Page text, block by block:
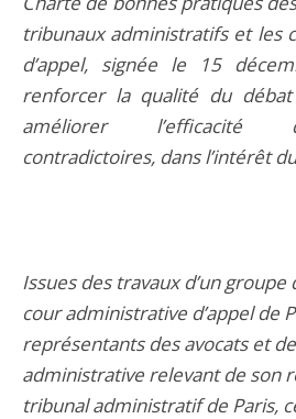
tribunaux administratifs et les
d’appel, signée le 15
renforcer la qualité du
améliorer l’efficacité
contradictoires, dans l’intérêt
Issues des travaux d’un
cour administrative d’appel de
représentants des avocats et
administrative relevant de son
tribunal administratif de Paris,